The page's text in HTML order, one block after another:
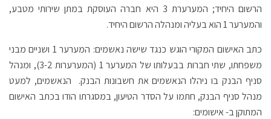
הרשום היחיד; המערערת 3 היא חברה העוסקת במתן שירותי מטבע,
והמערער 1 הוא בעליה ומנהלה הרשום היחיד.
כתב האישום המקורי הוגש כנגד שישה נאשמים: המערער 1 ושניים מבני
משפחתו, שתי חברות בבעלותו של המערער 1 (המערערות 3-2), ומנהל
סניף הבנק בו ניהלו הנאשמים את חשבונות הבנק. הנאשמים, למעט
מנהל סניף הבנק, חתמו על הסדר הטיעון, במסגרתו הודו בכתב האישום
המתוקן ב- אישומים: